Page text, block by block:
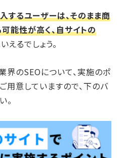
するユーザーは、そのまま商
能性が高く、自サイトの
えるでしょう。
界のSEOについて、実施のポ
用意していますので、下のバ
。